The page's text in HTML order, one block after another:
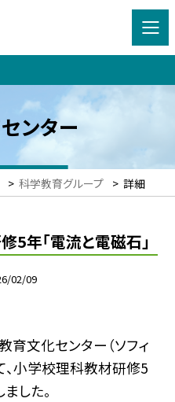
ンター
> 科学教育グループ > 詳細
5年「電流と電磁石」
02/09
文化センター（ソフィ
、小学校理科教材研修5
した。